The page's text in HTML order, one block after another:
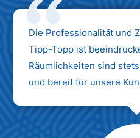
Die Professionalität und
Tipp-Topp ist
Räumlichkeiten sind
und bereit für unsere